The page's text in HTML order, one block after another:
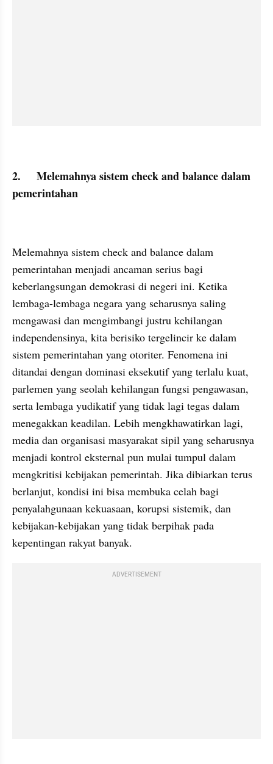
2.	Melemahnya sistem check and balance dalam
pemerintahan
Melemahnya sistem check and balance dalam
pemerintahan menjadi ancaman serius bagi
keberlangsungan demokrasi di negeri ini. Ketika
lembaga-lembaga negara yang seharusnya saling
mengawasi dan mengimbangi justru kehilangan
independensinya, kita berisiko tergelincir ke dalam
sistem pemerintahan yang otoriter. Fenomena ini
ditandai dengan dominasi eksekutif yang terlalu kuat,
parlemen yang seolah kehilangan fungsi pengawasan,
serta lembaga yudikatif yang tidak lagi tegas dalam
menegakkan keadilan. Lebih mengkhawatirkan lagi,
media dan organisasi masyarakat sipil yang seharusnya
menjadi kontrol eksternal pun mulai tumpul dalam
mengkritisi kebijakan pemerintah. Jika dibiarkan terus
berlanjut, kondisi ini bisa membuka celah bagi
penyalahgunaan kekuasaan, korupsi sistemik, dan
kebijakan-kebijakan yang tidak berpihak pada
kepentingan rakyat banyak.
ADVERTISEMENT